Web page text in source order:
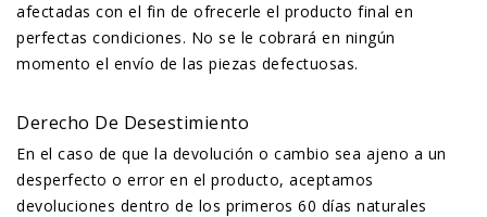
afectadas con el fin de ofrecerle el producto final en
perfectas condiciones. No se le cobrará en ningún
momento el envío de las piezas defectuosas.
Derecho De Desestimiento
En el caso de que la devolución o cambio sea ajeno a un
desperfecto o error en el producto, aceptamos
devoluciones dentro de los primeros 60 días naturales